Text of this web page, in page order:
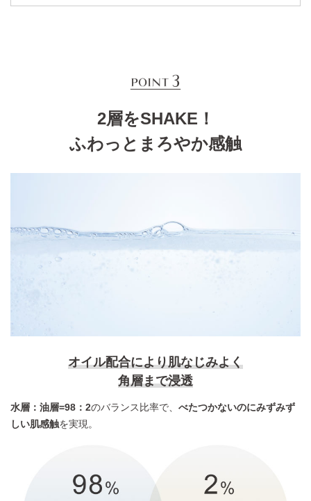
2層をSHAKE！
ふわっとまろやか感触
オイル配合により肌なじみよく
角層まで浸透
水層：油層=98：2のバランス比率で、 べたつかないのにみずみず
しい肌感触を実現。